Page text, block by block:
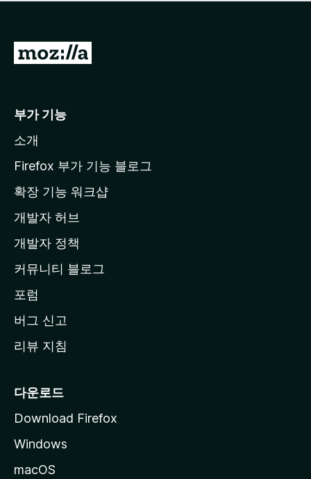
점
습
니
M
l
a
페
이
지
이
동
부가 기능
소개
Firefox 부가 기능 블로그
확장 기능 워크샵
개발자 허브
개발자 정책
커뮤니티 블로그
포럼
버그 신고
리뷰 지침
다운로드
Download Firefox
Windows
macOS